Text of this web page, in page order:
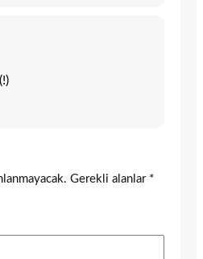
Gerekli alanlar *